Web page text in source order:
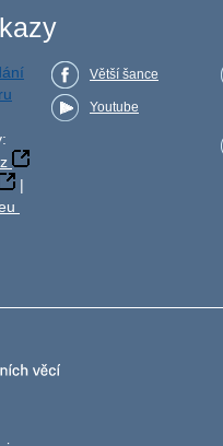
|
Větší šance
Youtube